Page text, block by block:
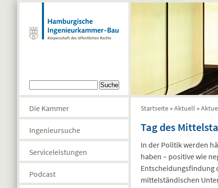
Direkt zum Inhalt
Suchformular
Die Kammer
Ingenieursuche
Serviceleistungen
Podcast
Sie sind hier
Startseite »Aktuell »
Tag des
In der Politik werden
haben – positive wie
Entscheidungsfindung
mittelständischen